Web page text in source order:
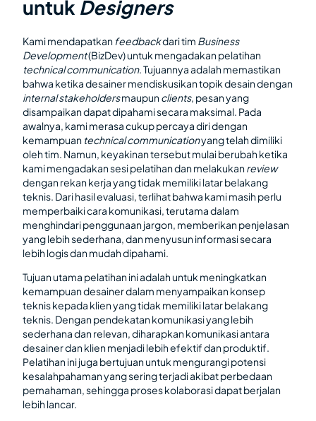
untuk Designers
Kami mendapatkan feedbackdari tim Business
Development(BizDev) untuk mengadakan pelatihan
technical communication. Tujuannya adalah memastikan
bahwa ketika desainer mendiskusikan topik desain dengan
internal stakeholdersmaupunclients, pesan yang
disampaikan dapat dipahami secara maksimal. Pada
awalnya, kami merasa cukup percaya diri dengan
kemampuan technical communicationyang telah dimiliki
oleh tim. Namun, keyakinan tersebut mulai berubah ketika
kami mengadakan sesi pelatihan dan melakukanreview
dengan rekan kerja yang tidak memiliki latar belakang
teknis. Dari hasil evaluasi, terlihat bahwa kami masih perlu
memperbaiki cara komunikasi, terutama dalam
menghindari penggunaan jargon, memberikan penjelasan
yang lebih sederhana, dan menyusun informasi secara
lebih logis dan mudah dipahami.
Tujuan utama pelatihan ini adalah untuk meningkatkan
kemampuan desainer dalam menyampaikan konsep
teknis kepada klien yang tidak memiliki latar belakang
teknis. Dengan pendekatan komunikasi yang lebih
sederhana dan relevan, diharapkan komunikasi antara
desainer dan klien menjadi lebih efektif dan produktif.
Pelatihan ini juga bertujuan untuk mengurangi potensi
kesalahpahaman yang sering terjadi akibat perbedaan
pemahaman, sehingga proses kolaborasi dapat berjalan
lebih lancar.